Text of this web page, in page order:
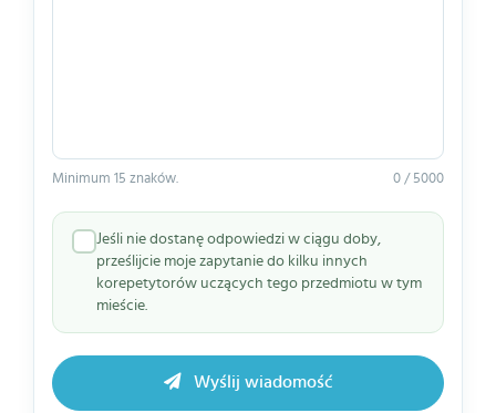
Minimum 15 znaków. 0 / 5000
Jeśli nie dostanę odpowiedzi w ciągu doby,
prześlijcie moje zapytanie do kilku innych
korepetytorów uczących tego przedmiotu w tym
mieście.
Wyślij wiadomość